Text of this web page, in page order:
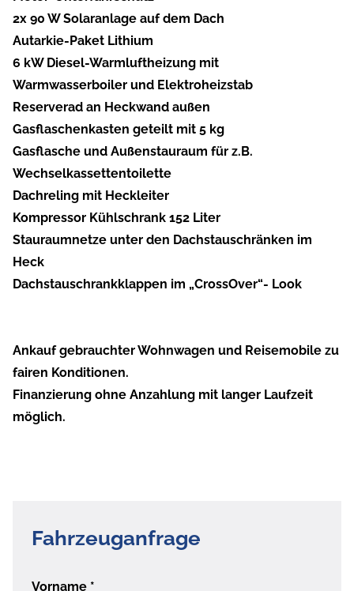
2x 90 W Solaranlage auf dem Dach
Autarkie-Paket Lithium
6 kW Diesel-Warmluftheizung mit
Warmwasserboiler und Elektroheizstab
Reserverad an Heckwand außen
Gasflaschenkasten geteilt mit 5 kg
Gasflasche und Außenstauraum für z.B.
Wechselkassettentoilette
Dachreling mit Heckleiter
Kompressor Kühlschrank 152 Liter
Stauraumnetze unter den Dachstauschränken im
Heck
Dachstauschrankklappen im „CrossOver“- Look
Ankauf gebrauchter Wohnwagen und Reisemobile zu
fairen Konditionen.
Finanzierung ohne Anzahlung mit langer Laufzeit
möglich.
Fahrzeuganfrage
Vorname *